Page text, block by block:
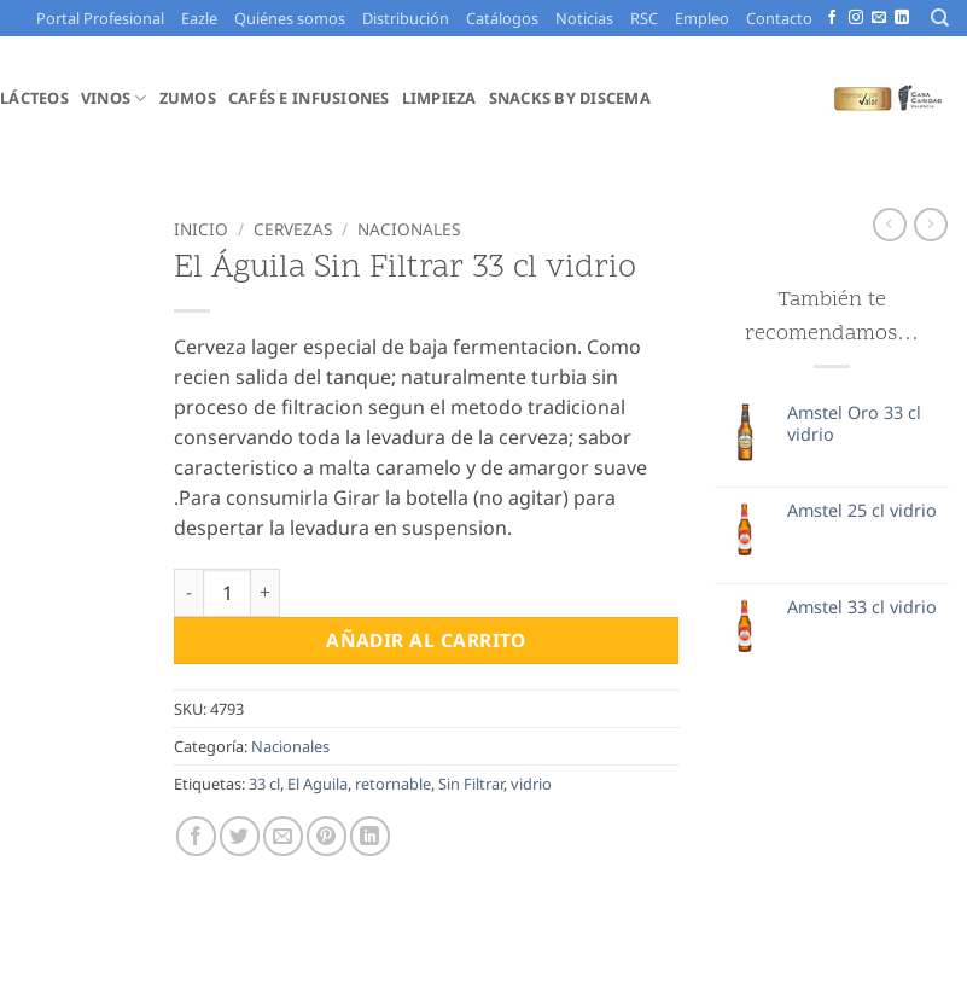
Portal Profesional Eazle Quiénes somos Distribución Catálogos Noticias RSC Empleo Contacto
LÁCTEOS VINOS ZUMOS CAFÉS E INFUSIONES LIMPIEZA SNACKS BY DISCEMA
INICIO / CERVEZAS / NACIONALES
El Águila Sin Filtrar 33 cl vidrio
Cerveza lager especial de baja fermentacion. Como
recien salida del tanque; naturalmente turbia sin
proceso de filtracion segun el metodo tradicional
conservando toda la levadura de la cerveza; sabor
caracteristico a malta caramelo y de amargor suave
.Para consumirla Girar la botella (no agitar) para
despertar la levadura en suspension.
El Águila Sin Filtrar 33 cl vidrio cantidad
AÑADIR AL CARRITO
SKU:4793
Categoría: Nacionales
Etiquetas:33 cl, El Aguila, retornable,Sin Filtrar,vidrio
También te
recomendamos…
Amstel Oro 33 cl
vidrio
Amstel 25 cl vidrio
Amstel 33 cl vidrio